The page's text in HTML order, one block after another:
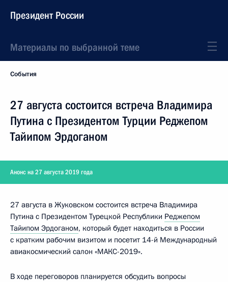
Президент России
Материалы по выбранной теме
События
27 августа состоится встреча Владимира
Путина с Президентом Турции Реджепом
Тайипом Эрдоганом
Анонс на 27 августа 2019 года
27 августа в Жуковском состоится встреча Владимира
Путина с Президентом Турецкой Республики Реджепом
Тайипом Эрдоганом, который будет находиться в России
с кратким рабочим визитом и посетит 14-й Международный
авиакосмический салон «МАКС-2019».
В ходе переговоров планируется обсудить вопросы